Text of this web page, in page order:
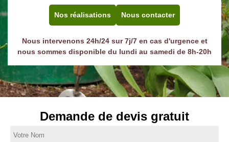
Nos réalisations Nous contacter
Nous intervenons 24h/24 sur 7j/7 en cas d'urgence et
nous sommes disponible du lundi au samedi de 8h-20h
Demande de devis gratuit